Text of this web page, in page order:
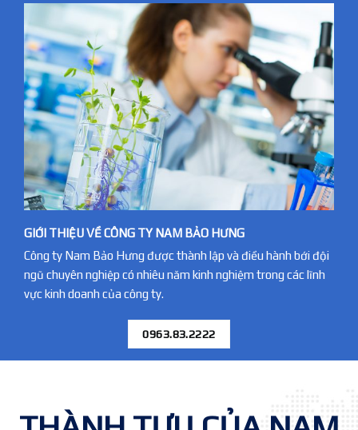
GIỚI THIỆU VỀ CÔNG TY NAM BẢO HƯNG
Công ty Nam Bảo Hưng được thành lập và điều hành bới đội
ngũ chuyên nghiệp có nhiêu năm kinh nghiệm trong các lĩnh
vực kinh doanh của công ty.
0963.83.2222